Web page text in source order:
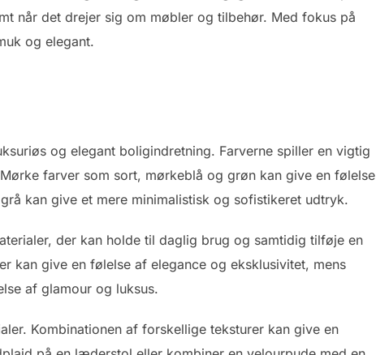
når det drejer sig om møbler og tilbehør. Med fokus på
og elegant.
og elegant boligindretning. Farverne spiller en vigtig
farver som sort, mørkeblå og grøn kan give en følelse
kan give et mere minimalistisk og sofistikeret udtryk.
der kan holde til daglig brug og samtidig tilføje en
kan give en følelse af elegance og eksklusivitet, mens
af glamour og luksus.
Kombinationen af forskellige teksturer kan give en